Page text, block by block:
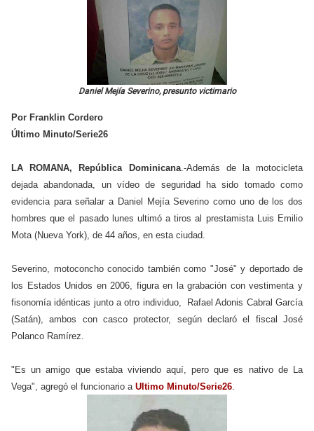
Daniel Mejía Severino, presunto victimario
Por Franklin Cordero
Último Minuto/Serie26
LA ROMANA, República Dominicana.-Además de la motocicleta
dejada abandonada, un vídeo de seguridad ha sido tomado como
evidencia para señalar a Daniel Mejía Severino como uno de los dos
hombres que el pasado lunes ultimó a tiros al prestamista Luis Emilio
Mota (Nueva York), de 44 años, en esta ciudad.
Severino, motoconcho conocido también como "José" y deportado de
los Estados Unidos en 2006, figura en la grabación con vestimenta y
fisonomía idénticas junto a otro individuo, Rafael Adonis Cabral García
(Satán), ambos con casco protector, según declaró el fiscal José
Polanco Ramírez.
"Es un amigo que estaba viviendo aquí, pero que es nativo de La
Vega", agregó el funcionario a Ultimo Minuto/Serie26.